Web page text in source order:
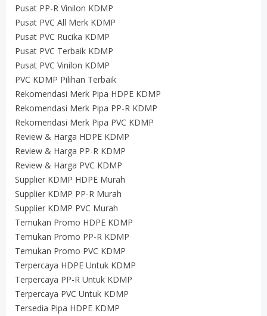
Pusat PP-R Vinilon KDMP
Pusat PVC All Merk KDMP
Pusat PVC Rucika KDMP
Pusat PVC Terbaik KDMP
Pusat PVC Vinilon KDMP
PVC KDMP Pilihan Terbaik
Rekomendasi Merk Pipa HDPE KDMP
Rekomendasi Merk Pipa PP-R KDMP
Rekomendasi Merk Pipa PVC KDMP
Review & Harga HDPE KDMP
Review & Harga PP-R KDMP
Review & Harga PVC KDMP
Supplier KDMP HDPE Murah
Supplier KDMP PP-R Murah
Supplier KDMP PVC Murah
Temukan Promo HDPE KDMP
Temukan Promo PP-R KDMP
Temukan Promo PVC KDMP
Terpercaya HDPE Untuk KDMP
Terpercaya PP-R Untuk KDMP
Terpercaya PVC Untuk KDMP
Tersedia Pipa HDPE KDMP